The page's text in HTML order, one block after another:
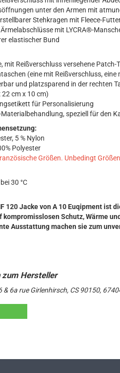
unter den Armen mit
Stehkragen mit Fleece-
mit LYCRA®-
elastischer Bund
mit Reißverschluss versehene Patch-
(eine mit Reißverschluss,
und platzsparend in der rechten
22 cm x 10 cm)
für Personalisierung
speziell für den
5 % Nylon
Polyester
Größen. Unbedingt
30 °C
120 Jacke von A 10 Euqipment
kompromisslosen Schutz, Wärme
Ausstattung machen sie zum
& 6a rue Girlenhirsch, CS 90150,